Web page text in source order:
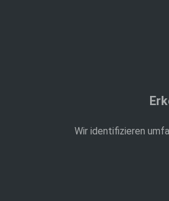
Wir identifizieren